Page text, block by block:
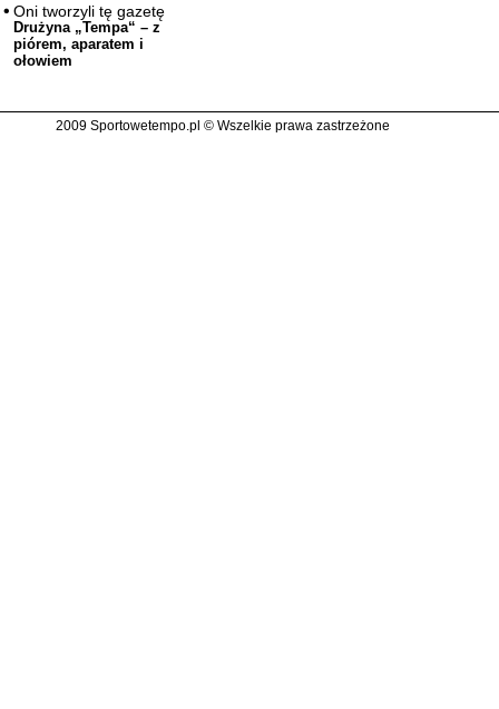
Oni tworzyli tę gazetę
Drużyna „Tempa“ – z
piórem, aparatem i
ołowiem
2009 Sportowetempo.pl © Wszelkie prawa zastrzeżone